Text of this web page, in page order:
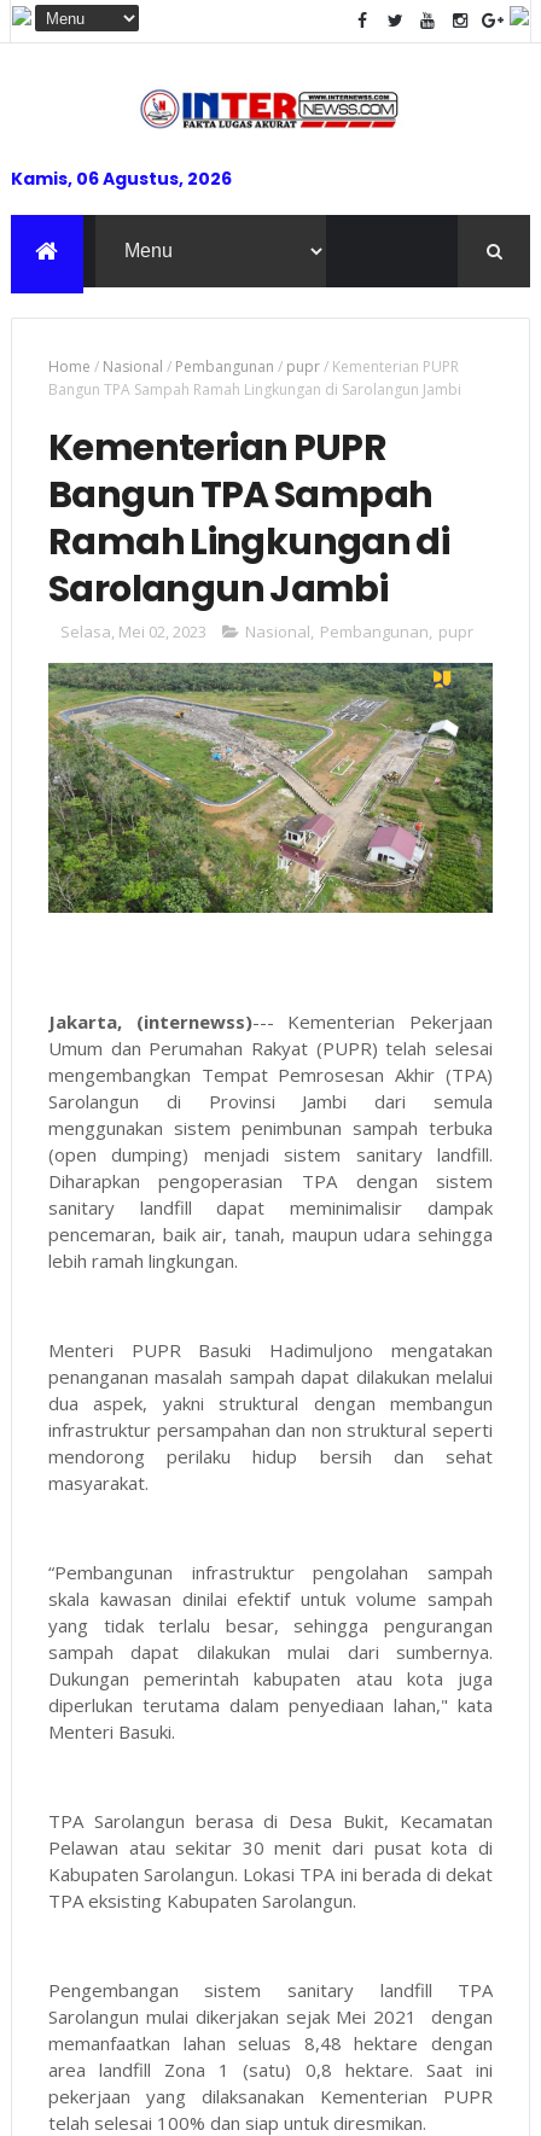
Kamis, 06 Agustus, 2026
Home / Nasional / Pembangunan / pupr/ Kementerian PUPR
Bangun TPA Sampah Ramah Lingkungan di Sarolangun Jambi
Kementerian PUPR
Bangun TPA Sampah
Ramah Lingkungan di
Sarolangun Jambi
Selasa, Mei 02, 2023 Nasional, Pembangunan, pupr
Jakarta, (internewss)--- Kementerian Pekerjaan
Umum dan Perumahan Rakyat (PUPR) telah selesai
mengembangkan Tempat Pemrosesan Akhir (TPA)
Sarolangun di Provinsi Jambi dari semula
menggunakan sistem penimbunan sampah terbuka
(open dumping) menjadi sistem sanitary landfill.
Diharapkan pengoperasian TPA dengan sistem
sanitary landfill dapat meminimalisir dampak
pencemaran, baik air, tanah, maupun udara sehingga
lebih ramah lingkungan.
Menteri PUPR Basuki Hadimuljono mengatakan
penanganan masalah sampah dapat dilakukan melalui
dua aspek, yakni struktural dengan membangun
infrastruktur persampahan dan non struktural seperti
mendorong perilaku hidup bersih dan sehat
masyarakat.
“Pembangunan infrastruktur pengolahan sampah
skala kawasan dinilai efektif untuk volume sampah
yang tidak terlalu besar, sehingga pengurangan
sampah dapat dilakukan mulai dari sumbernya.
Dukungan pemerintah kabupaten atau kota juga
diperlukan terutama dalam penyediaan lahan," kata
Menteri Basuki.
TPA Sarolangun berasa di Desa Bukit, Kecamatan
Pelawan atau sekitar 30 menit dari pusat kota di
Kabupaten Sarolangun. Lokasi TPA ini berada di dekat
TPA eksisting Kabupaten Sarolangun.
Pengembangan sistem sanitary landfill TPA
Sarolangun mulai dikerjakan sejak Mei 2021 dengan
memanfaatkan lahan seluas 8,48 hektare dengan
area landfill Zona 1 (satu) 0,8 hektare. Saat ini
pekerjaan yang dilaksanakan Kementerian PUPR
telah selesai 100% dan siap untuk diresmikan.